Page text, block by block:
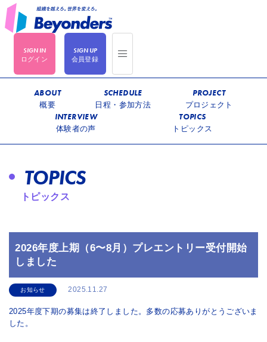
ログイン 会員登録
ABOUT
概要
SCHEDULE
日程・参加方法
PROJECT
プロジェクト
INTERVIEW
体験者の声
TOPICS
トピックス
TOPICS
トピックス
2026年度上期（6〜8月）プレエントリー受付開始
しました
お知らせ 2025.11.27
2025年度下期の募集は終了しました。多数の応募ありがとうございま
した。